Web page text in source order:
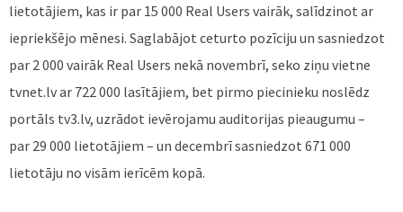
lietotājiem, kas ir par 15 000 Real Users vairāk, salīdzinot ar
iepriekšējo mēnesi. Saglabājot ceturto pozīciju un sasniedzot
par 2 000 vairāk Real Users nekā novembrī, seko ziņu vietne
tvnet.lv ar 722 000 lasītājiem, bet pirmo piecinieku noslēdz
portāls tv3.lv, uzrādot ievērojamu auditorijas pieaugumu –
par 29 000 lietotājiem – un decembrī sasniedzot 671 000
lietotāju no visām ierīcēm kopā.